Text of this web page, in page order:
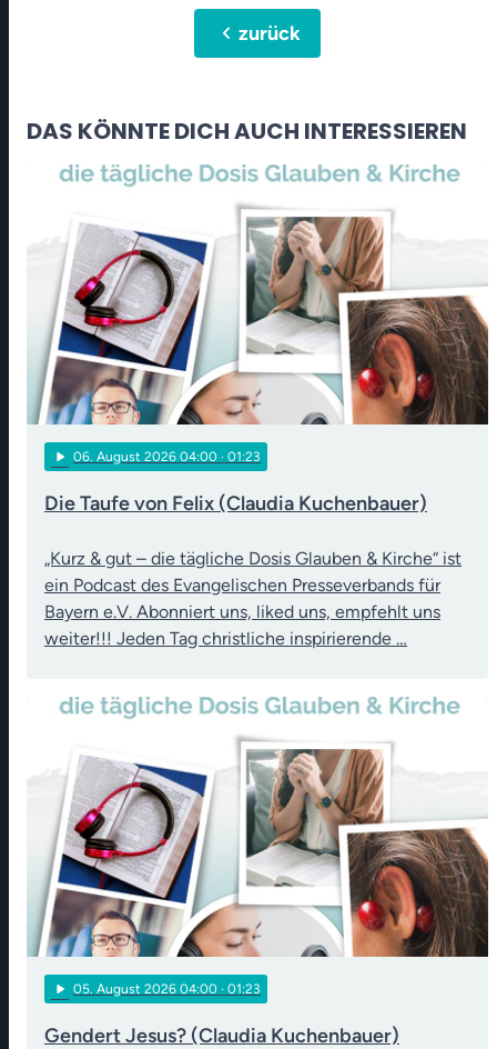
chevron_leftzurück
DAS KÖNNTE DICH AUCH INTERESSIEREN
play_arrow 06. August 2026 04:00 · 01:23
Die Taufe von Felix (Claudia Kuchenbauer)
„Kurz & gut – die tägliche Dosis Glauben & Kirche“ ist
ein Podcast des Evangelischen Presseverbands für
Bayern e.V. Abonniert uns, liked uns, empfehlt uns
weiter!!! Jeden Tag christliche inspirierende …
play_arrow 05. August 2026 04:00 · 01:23
Gendert Jesus? (Claudia Kuchenbauer)